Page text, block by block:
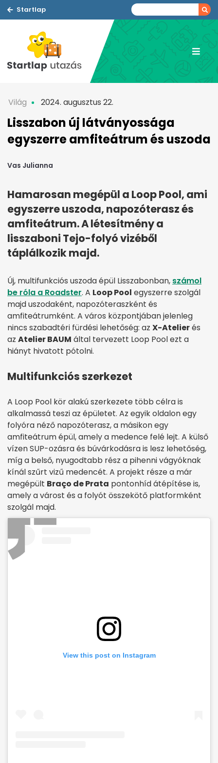
Startlap
Világ 2024. augusztus 22.
Lisszabon új látványossága
egyszerre amfiteátrum és uszoda
Vas Julianna
Hamarosan megépül a Loop Pool, ami
egyszerre uszoda, napozóterasz és
amfiteátrum. A létesítmény a
lisszaboni Tejo-folyó vizéből
táplálkozik majd.
Új, multifunkciós uszoda épül Lisszabonban, számol
be róla a Roadster. A Loop Pool egyszerre szolgál
majd uszodaként, napozóteraszként és
amfiteátrumként. A város központjában jelenleg
nincs szabadtéri fürdési lehetőség: az X-Atelierés
az Atelier BAUM által tervezett Loop Pool ezt a
hiányt hivatott pótolni.
Multifunkciós szerkezet
A Loop Pool kör alakú szerkezete több célra is
alkalmassá teszi az épületet. Az egyik oldalon egy
folyóra néző napozóterasz, a másikon egy
amfiteátrum épül, amely a medence felé lejt. A külső
vízen SUP-ozásra és búvárkodásra is lesz lehetőség,
míg a belső, nyugodtabb rész a pihenni vágyóknak
kínál szűrt vizű medencét. A projekt része a már
megépült Braço de Prata pontonhíd átépítése is,
amely a várost és a folyót összekötő platformként
szolgál majd.
View this post on Instagram